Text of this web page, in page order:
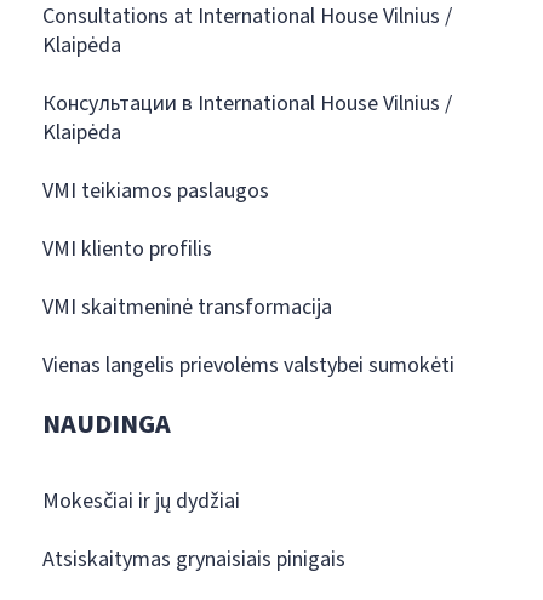
Consultations at International House Vilnius /
Klaipėda
Консультации в International House Vilnius /
Klaipėda
VMI teikiamos paslaugos
VMI kliento profilis
VMI skaitmeninė transformacija
Vienas langelis prievolėms valstybei sumokėti
NAUDINGA
Mokesčiai ir jų dydžiai
Atsiskaitymas grynaisiais pinigais